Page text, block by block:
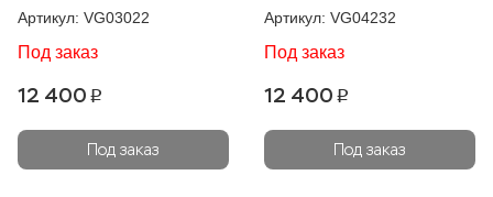
Артикул: VG03022
Под заказ
12 400 p
Под заказ
Артикул: VG04232
Под заказ
12 400 p
Под заказ